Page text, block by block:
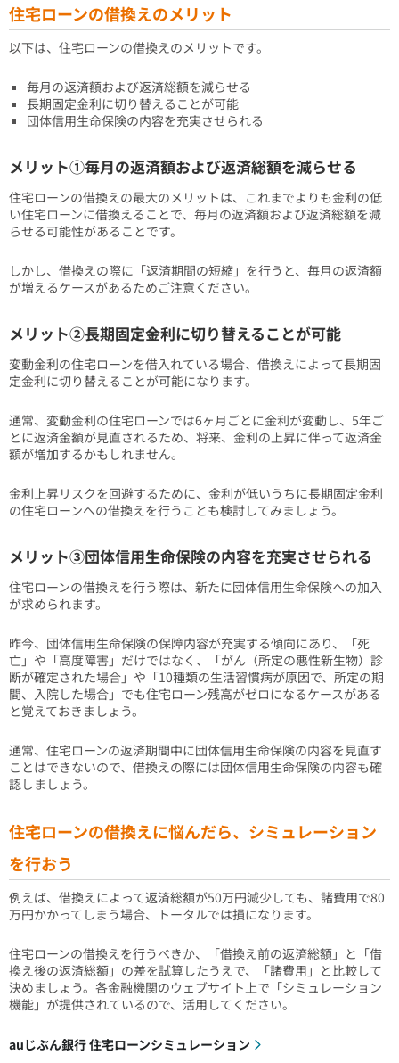
住宅ローンの借換えのメリット
以下は、住宅ローンの借換えのメリットです。
毎月の返済額および返済総額を減らせる
長期固定金利に切り替えることが可能
団体信用生命保険の内容を充実させられる
メリット①毎月の返済額および返済総額を減らせる
住宅ローンの借換えの最大のメリットは、これまでよりも金利の低
い住宅ローンに借換えることで、毎月の返済額および返済総額を減
らせる可能性があることです。
しかし、借換えの際に「返済期間の短縮」を行うと、毎月の返済額
が増えるケースがあるためご注意ください。
メリット②長期固定金利に切り替えることが可能
変動金利の住宅ローンを借入れている場合、借換えによって長期固
定金利に切り替えることが可能になります。
通常、変動金利の住宅ローンでは6ヶ月ごとに金利が変動し、5年ご
とに返済金額が見直されるため、将来、金利の上昇に伴って返済金
額が増加するかもしれません。
金利上昇リスクを回避するために、金利が低いうちに長期固定金利
の住宅ローンへの借換えを行うことも検討してみましょう。
メリット③団体信用生命保険の内容を充実させられる
住宅ローンの借換えを行う際は、新たに団体信用生命保険への加入
が求められます。
昨今、団体信用生命保険の保障内容が充実する傾向にあり、「死
亡」や「高度障害」だけではなく、「がん（所定の悪性新生物）診
断が確定された場合」や「10種類の生活習慣病が原因で、所定の期
間、入院した場合」でも住宅ローン残高がゼロになるケースがある
と覚えておきましょう。
通常、住宅ローンの返済期間中に団体信用生命保険の内容を見直す
ことはできないので、借換えの際には団体信用生命保険の内容も確
認しましょう。
住宅ローンの借換えに悩んだら、シミュレーション
を行おう
例えば、借換えによって返済総額が50万円減少しても、諸費用で80
万円かかってしまう場合、トータルでは損になります。
住宅ローンの借換えを行うべきか、「借換え前の返済総額」と「借
換え後の返済総額」の差を試算したうえで、「諸費用」と比較して
決めましょう。各金融機関のウェブサイト上で「シミュレーション
機能」が提供されているので、活用してください。
auじぶん銀行 住宅ローンシミュレーション